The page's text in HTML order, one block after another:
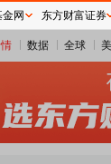
数据 全球
网 东方财富证券